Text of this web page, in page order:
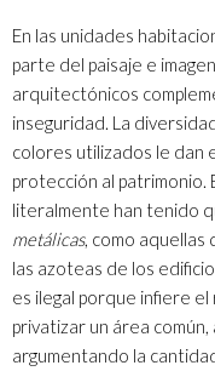
En las unidades
parte del paisaje e
arquitectónicos
inseguridad. La
colores utilizados le dan
protección al
literalmente han tenido
metálicas, como aquellas
las azoteas de los
es ilegal porque infiere
privatizar un área
argumentando la